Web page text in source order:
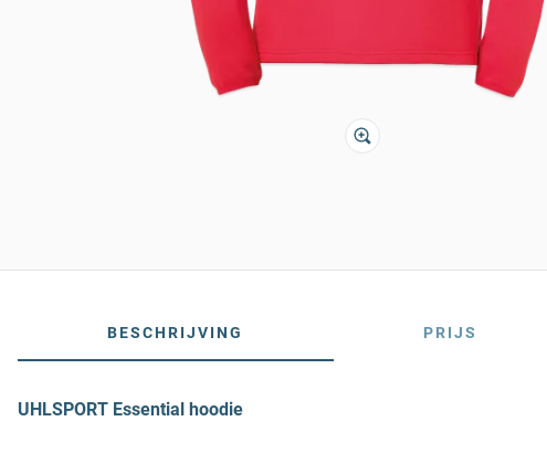
BESCHRIJVING PRIJS
UHLSPORT Essential hoodie